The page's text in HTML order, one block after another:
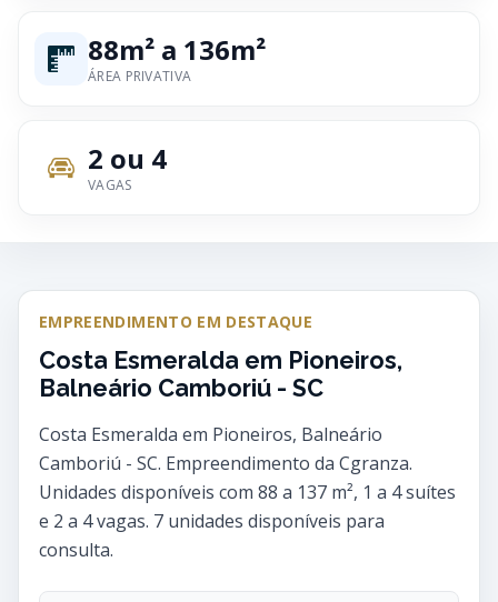
88m² a 136m²
ÁREA PRIVATIVA
2 ou 4
VAGAS
EMPREENDIMENTO EM DESTAQUE
Costa Esmeralda em Pioneiros,
Balneário Camboriú - SC
Costa Esmeralda em Pioneiros, Balneário
Camboriú - SC. Empreendimento da Cgranza.
Unidades disponíveis com 88 a 137 m², 1 a 4 suítes
e 2 a 4 vagas. 7 unidades disponíveis para
consulta.